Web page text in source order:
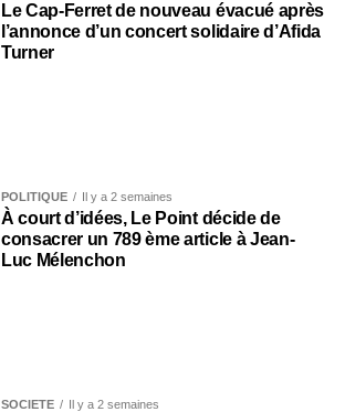
Le Cap-Ferret de nouveau évacué après
l’annonce d’un concert solidaire d’Afida
Turner
POLITIQUE Il y a 2 semaines
À court d’idées, Le Point décide de
consacrer un 789 ème article à Jean-
Luc Mélenchon
SOCIÉTÉ Il y a 2 semaines